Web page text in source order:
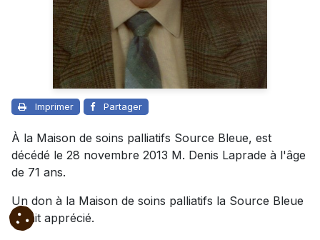
Imprimer Partager
À la Maison de soins palliatifs Source Bleue, est
décédé le 28 novembre 2013 M. Denis Laprade à l'âge
de 71 ans.
Un don à la Maison de soins palliatifs la Source Bleue
serait apprécié.